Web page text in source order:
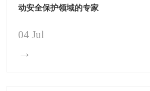
动安全保护领域的专家
04 Jul
→